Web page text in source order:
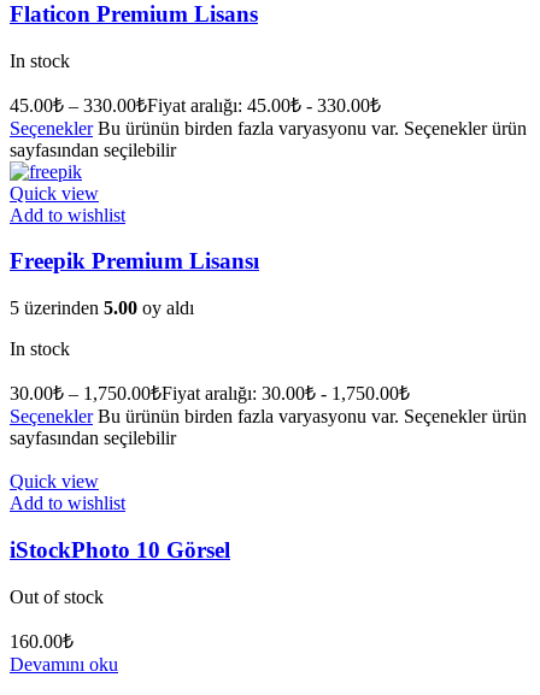
Flaticon Premium Lisans
In stock
45.00₺ – 330.00₺Fiyat aralığı: 45.00₺ - 330.00₺
Seçenekler Bu ürünün birden fazla varyasyonu var. Seçenekler ürün
sayfasından seçilebilir
Quick view
Add to wishlist
Freepik Premium Lisansı
5 üzerinden 5.00 oy aldı
In stock
30.00₺ – 1,750.00₺Fiyat aralığı: 30.00₺ - 1,750.00₺
Seçenekler Bu ürünün birden fazla varyasyonu var. Seçenekler ürün
sayfasından seçilebilir
Quick view
Add to wishlist
iStockPhoto 10 Görsel
Out of stock
160.00₺
Devamını oku